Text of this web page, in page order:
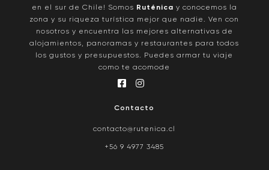
en el sur de Chile! Somos Ruténica y conocemos la
zona y su riqueza turística mejor que nadie. Ven con
nosotros y encuentra las mejores alternativas de
alojamientos, panoramas y restaurantes para todos
los gustos y presupuestos. Puedes armar tu viaje
como te acomode
Contacto
contacto@rutenica.cl
+56 9 4977 3485